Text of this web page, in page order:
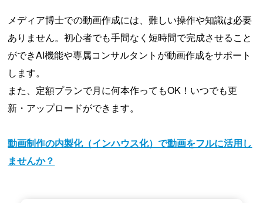
メディア博士での動画作成には、難しい操作や知識は必要
ありません。初心者でも手間なく短時間で完成させること
ができAI機能や専属コンサルタントが動画作成をサポート
します。
また、定額プランで月に何本作ってもOK！いつでも更
新・アップロードができます。
動画制作の内製化（インハウス化）で動画をフルに活用し
ませんか？